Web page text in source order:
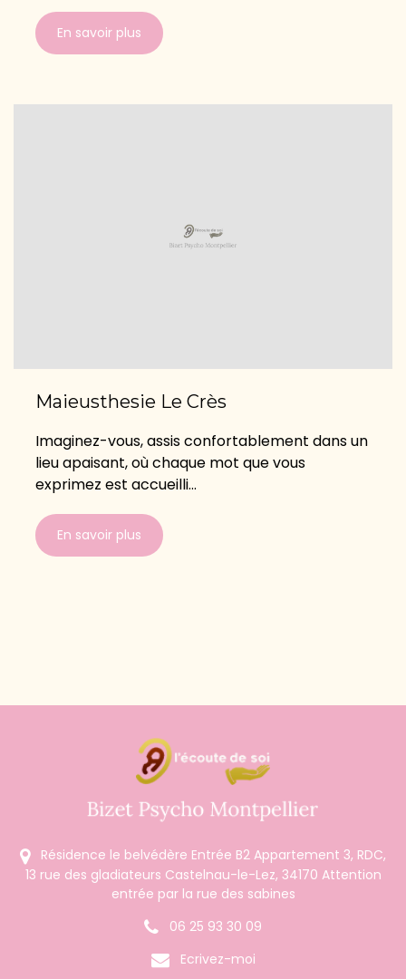
En savoir plus
Maieusthesie Le Crès
Imaginez-vous, assis confortablement dans un
lieu apaisant, où chaque mot que vous
exprimez est accueilli...
En savoir plus
Résidence le belvédère Entrée B2 Appartement 3, RDC,
13 rue des gladiateurs Castelnau-le-Lez, 34170 Attention
entrée par la rue des sabines
06 25 93 30 09
Ecrivez-moi